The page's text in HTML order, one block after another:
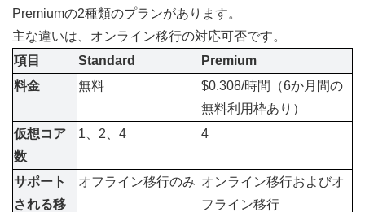
Premiumの2種類のプランがあります。
主な違いは、オンライン移行の対応可否です。
項目
Standard
Premium
料金
無料
$0.308/時間（6か月間の
無料利用枠あり）
仮想コア
数
1、2、4 4
サポート
される移
オフライン移行のみ オンライン移行およびオ
フライン移行